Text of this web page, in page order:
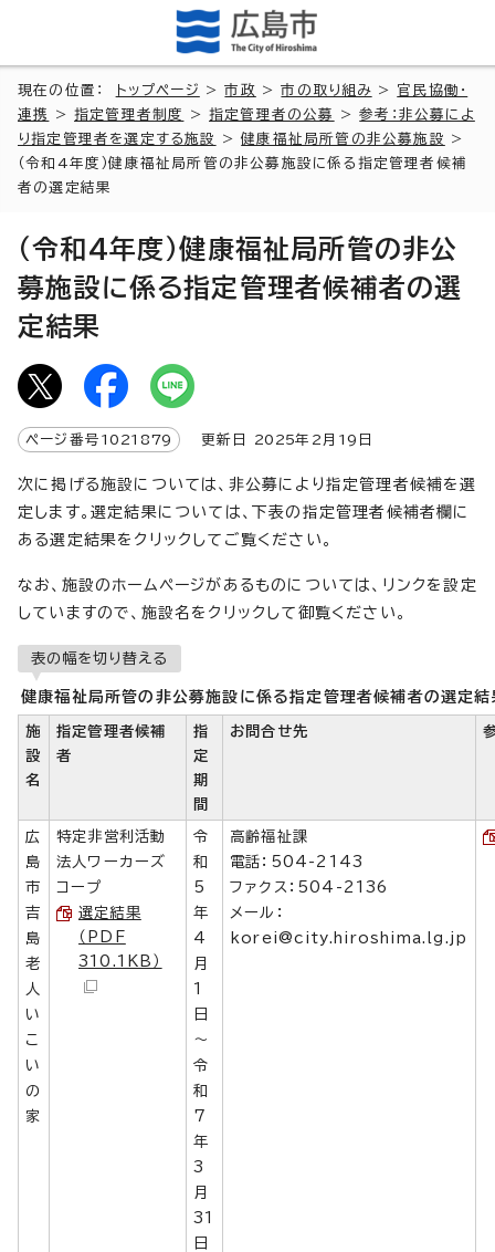
現在の位置： トップページ >市政 >市の取り組み > 官民協働・
連携
>指定管理者制度 >指定管理者の公募 >参考：非公募によ
り指定管理者を選定する施設
>健康福祉局所管の非公募施設
>
（令和4年度）健康福祉局所管の非公募施設に係る指定管理者候補
者の選定結果
（令和4年度）健康福祉局所管の非公
募施設に係る指定管理者候補者の選
定結果
ページ番号 1021879 更新日 2025年2月 19 日
次に掲げる施設については、非公募により指定管理者候補を選
定します。選定結果については、下表の指定管理者候補者欄に
ある選定結果をクリックしてご覧ください。
なお、施設のホームページがあるものについては、リンクを設定
していますので、施設名をクリックして御覧ください。
表の幅を切り替える
健康福祉局所管の非公募施設に係る指定管理者候補者の選定結
施
設
名
指定管理者候補
者
指
定
期
間
お問合せ先
広
島
市
吉
島
老
人
い
こ
い
の
家
特定非営利活動
法人ワーカーズ
コープ
選定結果
（PDF
310.1KB）
令
和
5
年
4
月
1
日
～
令
和
7
年
3
月
31
日
高齢福祉課
電話：504-2143
ファクス：504-2136
メール：
korei@city.hiroshima.lg.jp